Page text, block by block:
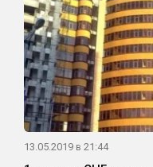
13.05.2019 в 21:44